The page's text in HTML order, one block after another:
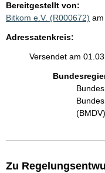
Bereitgestellt von:
Bitkom e.V. (R000672)
Adressatenkreis:
Versendet am
Zu